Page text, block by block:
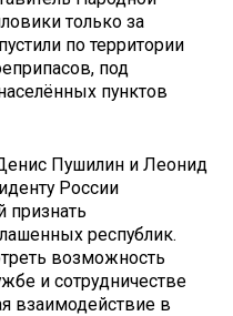
только за
по территории
под
пунктов
Пушилин и Леонид
России
признать
республик.
возможность
и сотрудничестве
взаимодействие в